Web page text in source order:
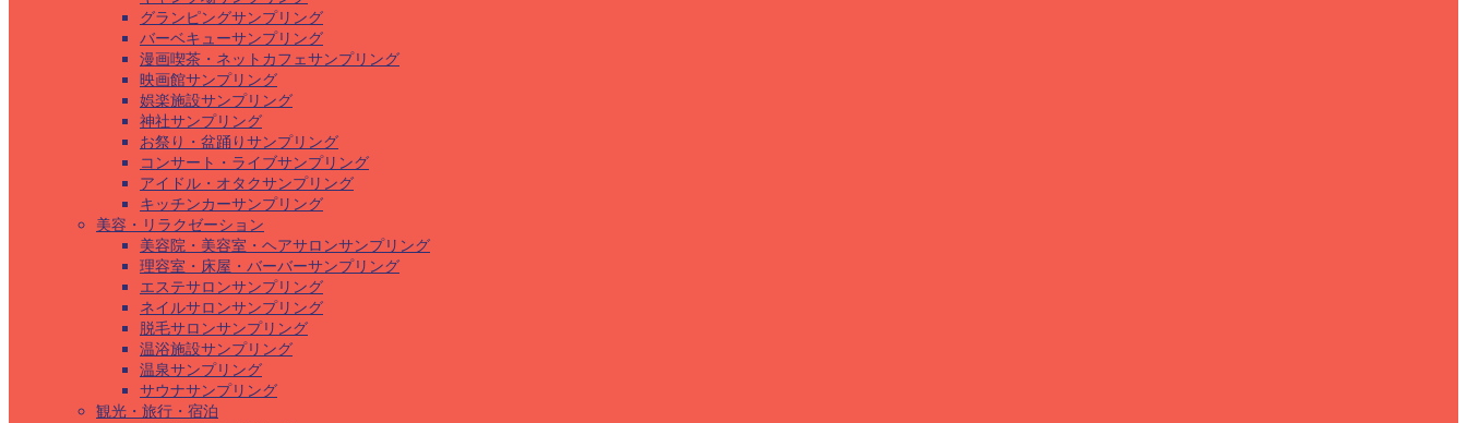
グランピングサンプリング
バーベキューサンプリング
漫画喫茶・ネットカフェサンプリング
映画館サンプリング
娯楽施設サンプリング
神社サンプリング
お祭り・盆踊りサンプリング
コンサート・ライブサンプリング
アイドル・オタクサンプリング
キッチンカーサンプリング
美容・リラクゼーション
美容院・美容室・ヘアサロンサンプリング
理容室・床屋・バーバーサンプリング
エステサロンサンプリング
ネイルサロンサンプリング
脱毛サロンサンプリング
温浴施設サンプリング
温泉サンプリング
サウナサンプリング
観光・旅行・宿泊